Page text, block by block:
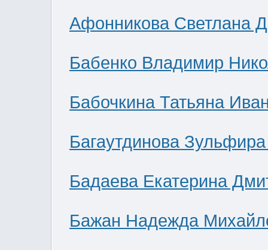
Афонникова Светлана
Бабенко Владимир
Бабочкина Татьяна
Багаутдинова
Бадаева Екатерина
Бажан Надежда